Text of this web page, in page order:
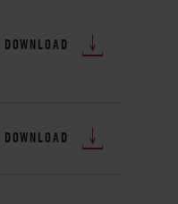
DOWNLOAD
DOWNLOAD